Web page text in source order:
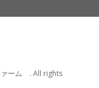
ァーム . All rights